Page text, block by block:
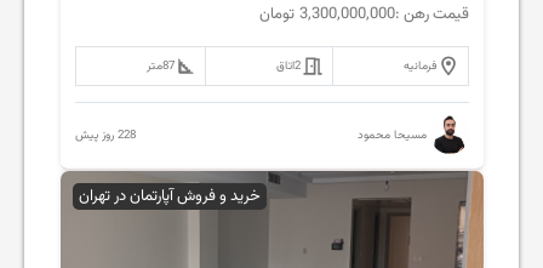
قیمت رهن :3,300,000,000 تومان
فرمانیه 2اتاق 87متر
مسیحا محمود 228 روز پیش
خرید و فروش آپارتمان در تهران